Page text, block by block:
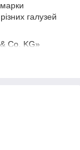
марки
галузей
Co. KG»
якістю
GmbH &